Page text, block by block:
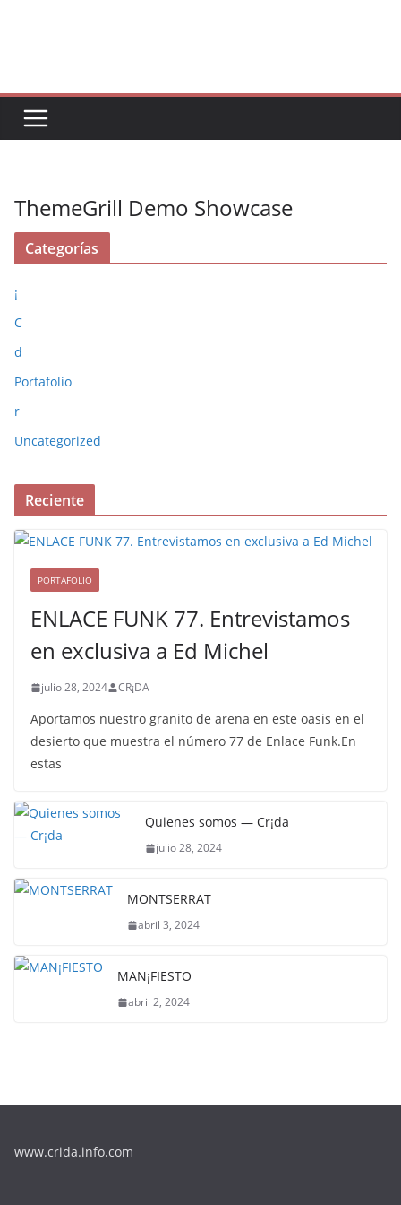
ThemeGrill Demo Showcase
Categorías
¡
C
d
Portafolio
r
Uncategorized
Reciente
PORTAFOLIO
ENLACE FUNK 77. Entrevistamos
en exclusiva a Ed Michel
julio 28, 2024 CR¡DA
Aportamos nuestro granito de arena en este oasis en el
desierto que muestra el número 77 de Enlace Funk.En
estas
Quienes somos — Cr¡da
julio 28, 2024
MONTSERRAT
abril 3, 2024
MAN¡FIESTO
abril 2, 2024
www.crida.info.com